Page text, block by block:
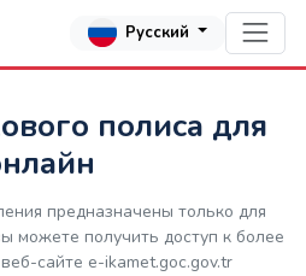
Русский
полиса для
предназначены только для
можете получить доступ к более
сайте е-ikamet.goc.gov.tr